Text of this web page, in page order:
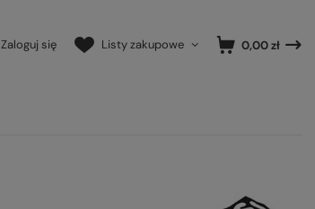
Zaloguj się Listy zakupowe 0,00 zł